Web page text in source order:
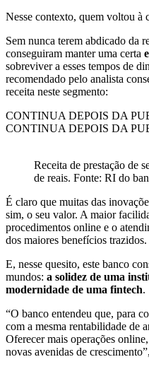
Nesse contexto, quem voltou à
Sem nunca terem abdicado da
conseguiram manter uma certa
sobreviver a esses tempos de
recomendado pelo analista
receita neste segmento:
CONTINUA DEPOIS DA
CONTINUA DEPOIS DA
Receita de prestação de
de reais. Fonte: RI do
É claro que muitas das
sim, o seu valor. A maior
procedimentos online e o
dos maiores benefícios trazidos.
E, nesse quesito, este banco
mundos: a solidez de uma
modernidade de uma fintech.
“O banco entendeu que, para
com a mesma rentabilidade de
Oferecer mais operações
novas avenidas de